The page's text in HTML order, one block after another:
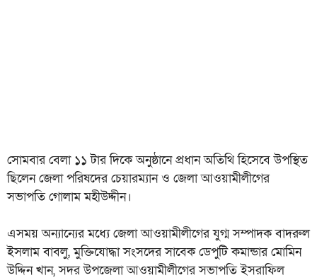
সোমবার বেলা ১১ টার দিকে অনুষ্ঠানে প্রধান অতিথি হিসেবে উপস্থিত
ছিলেন জেলা পরিষদের চেয়ারম্যান ও জেলা আওয়ামীলীগের
সভাপতি গোলাম মহীউদ্দীন।
এসময় অন্যান্যের মধ্যে জেলা আওয়ামীলীগের যুগ্ম সম্পাদক বাদরুল
ইসলাম বাবলু, মুক্তিযোদ্ধা সংসদের সাবেক ডেপুটি কমান্ডার মোমিন
উদ্দিন খান, সদর উপজেলা আওয়ামীলীগের সভাপতি ইসরাফিল